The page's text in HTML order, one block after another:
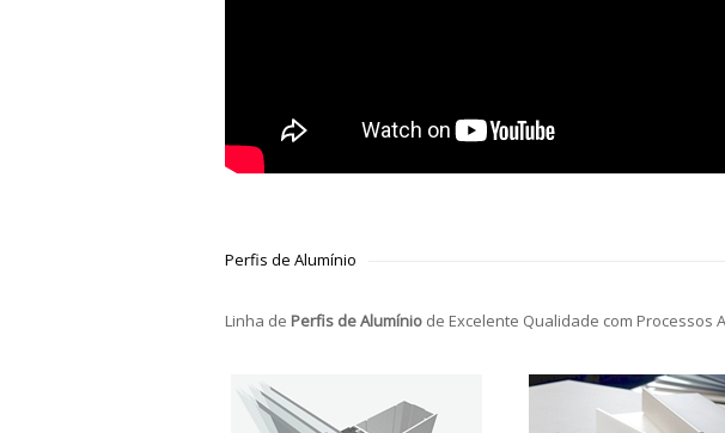
Perfis de Alumínio
Linha de Perfis de Alumínio de Excelente Qualidade com Processos